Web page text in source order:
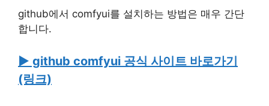
github에서 comfyui를 설치하는 방법은 매우 간단
합니다.
▶ github comfyui 공식 사이트 바로가기
(링크)